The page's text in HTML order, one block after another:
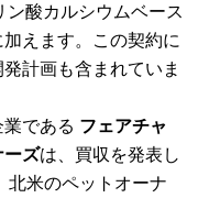
ン酸カルシウムベース
えます。この契約に
計画も含まれていま
である フェアチャ
ーズは、買収を発表し
北米のペットオーナ